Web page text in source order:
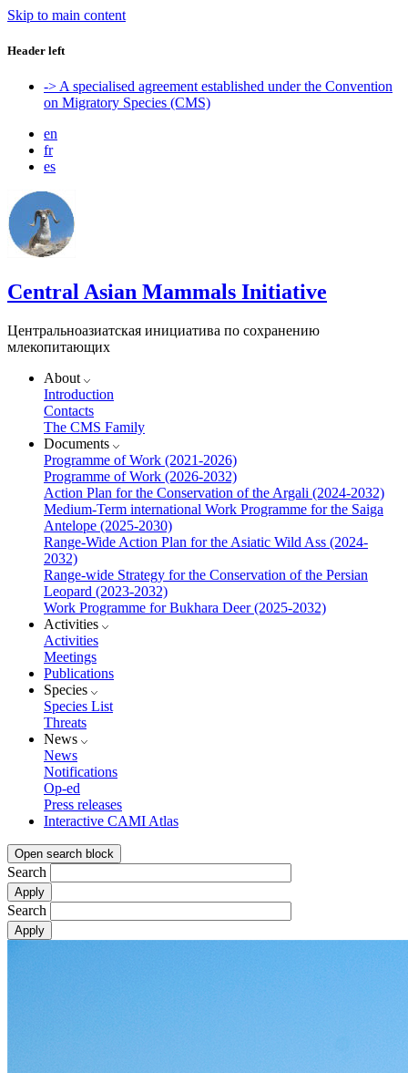
Skip to main content
Header left
-> A specialised agreement established under the Convention
on Migratory Species (CMS)
en
fr
es
Central Asian Mammals Initiative
Центральноазиатская инициатива по сохранению
млекопитающих
About
Introduction
Contacts
The CMS Family
Documents
Programme of Work (2021-2026)
Programme of Work (2026-2032)
Action Plan for the Conservation of the Argali (2024-2032)
Medium-Term international Work Programme for the Saiga
Antelope (2025-2030)
Range-Wide Action Plan for the Asiatic Wild Ass (2024-
2032)
Range-wide Strategy for the Conservation of the Persian
Leopard (2023-2032)
Work Programme for Bukhara Deer (2025-2032)
Activities
Activities
Meetings
Publications
Species
Species List
Threats
News
News
Notifications
Op-ed
Press releases
Interactive CAMI Atlas
Open search block
Search
Search